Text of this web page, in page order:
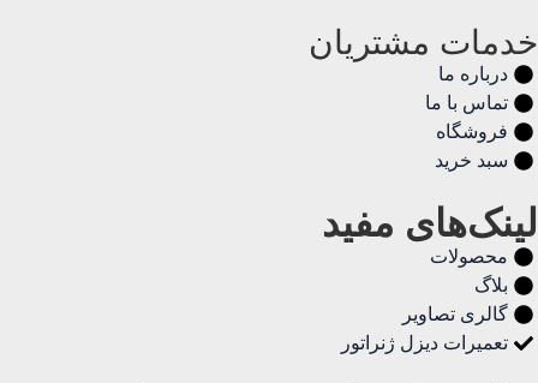
خدمات مشتریان
درباره ما
تماس با ما
فروشگاه
سبد خرید
لینک‌های مفید
محصولات
بلاگ
گالری تصاویر
تعمیرات دیزل ژنراتور